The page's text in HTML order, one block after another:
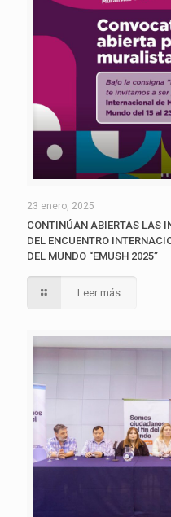
23 enero, 2025
CONTINÚAN ABIERTAS LAS
DEL ENCUENTRO
DEL MUNDO “EMUSH 2025”
Leer más